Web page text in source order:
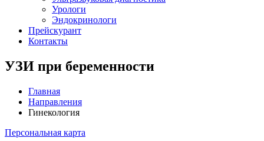
Урологи
Эндокринологи
Прейскурант
Контакты
УЗИ при беременности
Главная
Направления
Гинекология
Персональная карта